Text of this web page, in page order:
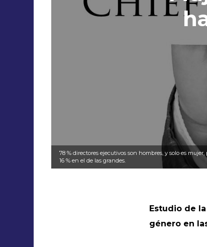
78 % directores ejecutivos son hombres, y solo es
16 % en el de las grandes.
Estudio de
género en